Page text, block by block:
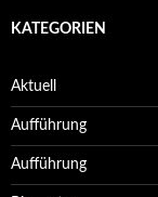
KATEGORIEN
Aktuell
Aufführung
Aufführung